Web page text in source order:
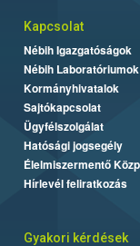
Kapcsolat
Nébih Igazgatóságok
Nébih Laboratóriumok
Kormányhivatalok
Sajtókapcsolat
Ügyfélszolgálat
Hatósági jogsegély
Élelmiszermentő
Hírlevél feliratkozás
Gyakori kérdések